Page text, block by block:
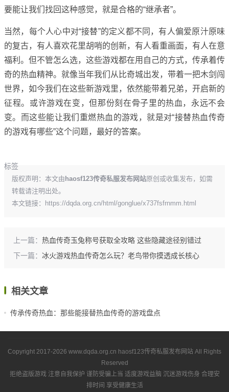
要能让我们找回这种感觉，就是合格的“继承者”。
当然，每个人心中对“接替”的定义都不同，有人偏爱原汁原味
的复古，有人喜欢花里胡哨的创新，有人看重画面，有人在意
福利。但不管怎么选，这些游戏都在用自己的方式，传承着传
奇的热血精神。就像当年我们从比奇城出发，带着一把木剑闯
世界，如今我们在这些新游戏里，依然能带着兄弟，开启新的
征程。或许游戏在变，但那份刻在骨子里的热血，永远不会
变。而这些能让我们重燃热血的游戏，就是对“接替热血传奇
的游戏有哪些”这个问题，最好的答案。
标签
版权声明：本文由 haosf123传奇私服发布网站原创或收集发布，如需
转载请注明出处。
本文链接：
https://dqda.org.cn/html/gonglue/x737fsfrnmm.html
上一篇： 热血传奇玉兔称号获取全攻略 这些隐藏途径别错过
下一篇： 冰火游戏热血传奇怎么玩？老鸟带你摸透成长核心
相关文章
传承传奇热血：那些能接替热血传奇的游戏盘点
Copyright 2017-2026 www.dqda.org.cn haosf123传奇私服发布网站 All Rights
Reserved
拒绝盗版游戏 注意自我保护 谨防受骗上当 适度游戏益脑 沉迷游戏伤身 合理安
排时间 享受健康生活